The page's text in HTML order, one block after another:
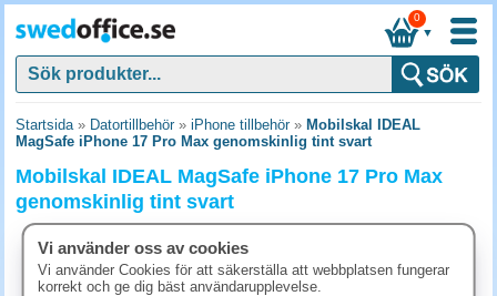
▼
0
Startsida» Datortillbehör» iPhone tillbehör» Mobilskal IDEAL
MagSafe iPhone 17 Pro Max genomskinlig tint svart
Mobilskal IDEAL MagSafe iPhone 17 Pro Max
genomskinlig tint svart
Vi använder oss av cookies
Vi använder Cookies för att säkerställa att webbplatsen fungerar
korrekt och ge dig bäst användarupplevelse.